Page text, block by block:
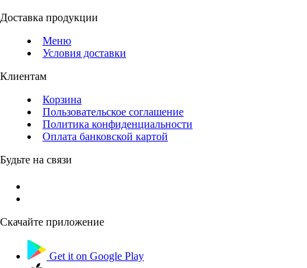
Доставка продукции
Меню
Условия доставки
Клиентам
Корзина
Пользовательское соглашение
Политика конфиденциальности
Оплата банковской картой
Будьте на связи
Скачайте приложение
Get it on Google Play